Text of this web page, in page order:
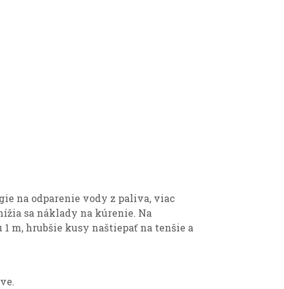
na odparenie vody z paliva, viac
sa náklady na kúrenie. Na
m, hrubšie kusy naštiepať na tenšie a